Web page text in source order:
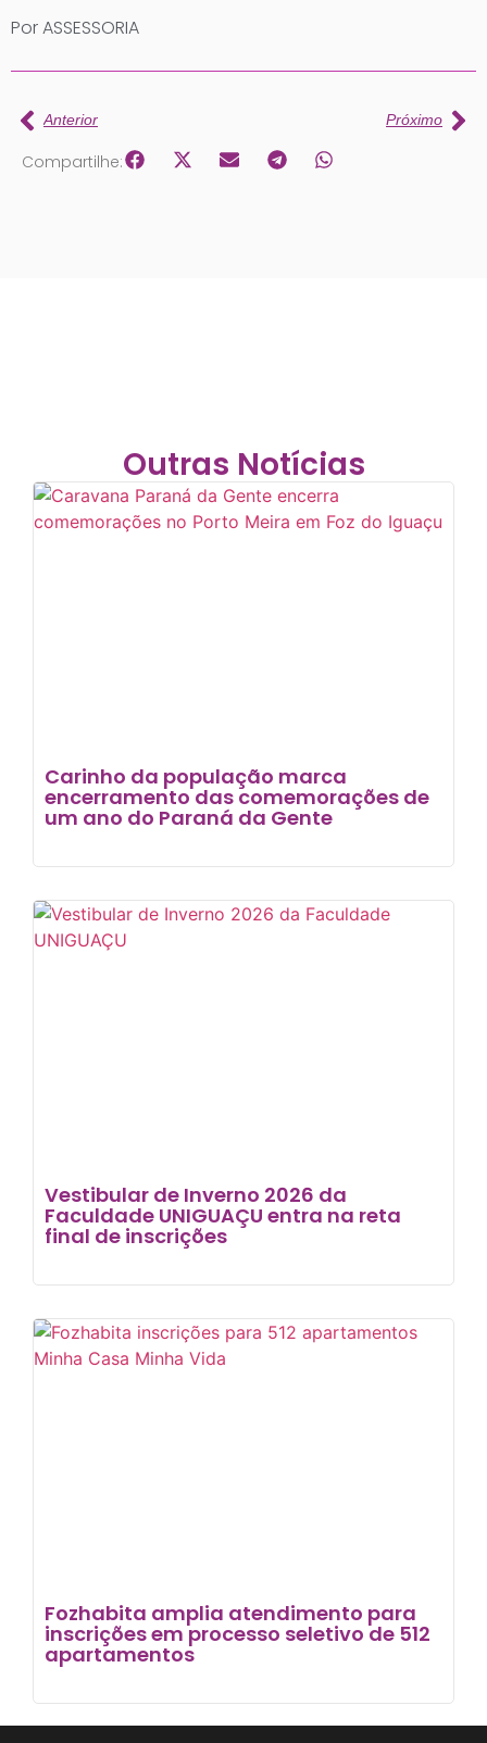
Por ASSESSORIA
Anterior Próximo
Compartilhe:
Outras Notícias
Carinho da população marca
encerramento das comemorações de
um ano do Paraná da Gente
Vestibular de Inverno 2026 da
Faculdade UNIGUAÇU entra na reta
final de inscrições
Fozhabita amplia atendimento para
inscrições em processo seletivo de 512
apartamentos